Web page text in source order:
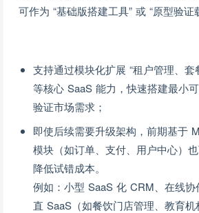
可作为 “基础版搭建工具” 或 “原型验证
支持通过模块化扩展 “租户管理、套
等核心 SaaS 能力，快速搭建最小
验证市场需求；
即使后续需要升级架构，前期基于
模块（如订单、支付、用户中心）
降低试错成本。
例如：小型 SaaS 化 CRM、在线
直 SaaS（如餐饮门店管理、教育机